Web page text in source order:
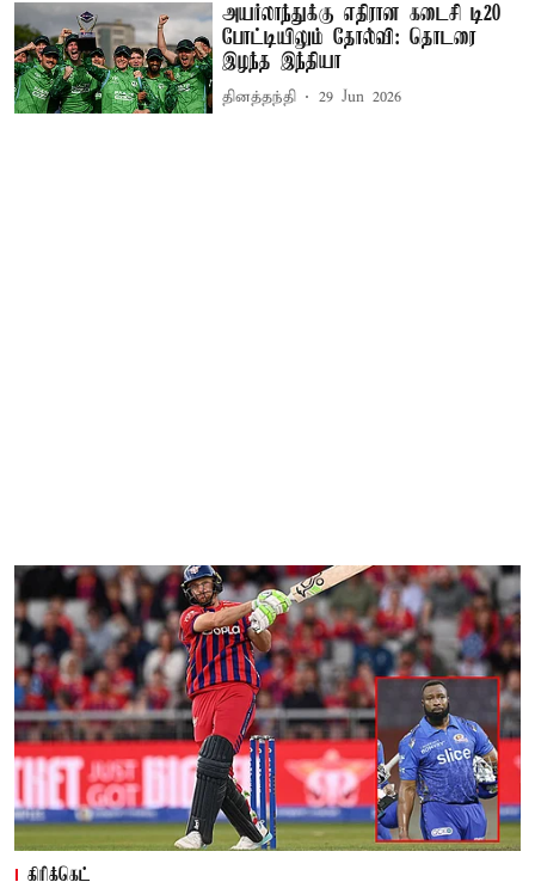
அயர்லாந்துக்கு எதிரான கடைசி டி20
போட்டியிலும் தோல்வி: தொடரை
இழந்த இந்தியா
தினத்தந்தி 29 Jun 2026
கிரிக்கெட்